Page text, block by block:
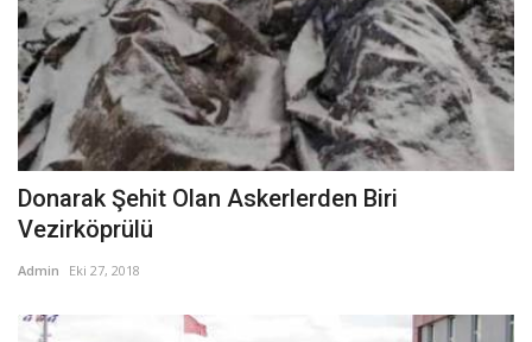
Donarak Şehit Olan Askerlerden Biri
Vezirköprülü
Admin Eki 27, 2018